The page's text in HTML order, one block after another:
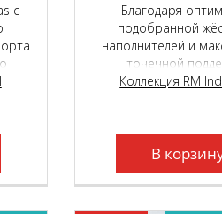
с
S
Благодаря
подобранной
наполнителей и
точечной
обеспечиваемой
наивысший уровень
время сна и
Коллекция RM
В